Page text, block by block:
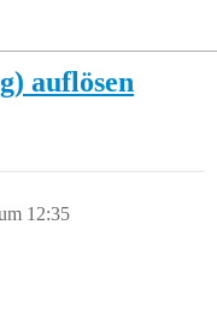
auflösen
12:35